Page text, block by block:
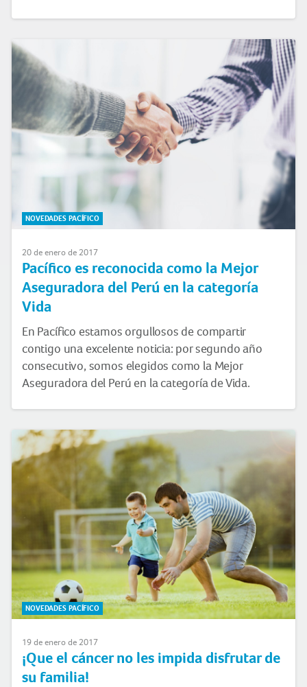
NOVEDADES PACÍFICO
20 de enero de 2017
Pacífico es reconocida como la Mejor
Aseguradora del Perú en la categoría
Vida
En Pacífico estamos orgullosos de compartir
contigo una excelente noticia: por segundo año
consecutivo, somos elegidos como la Mejor
Aseguradora del Perú en la categoría de Vida.
NOVEDADES PACÍFICO
19 de enero de 2017
¡Que el cáncer no les impida disfrutar de
su familia!